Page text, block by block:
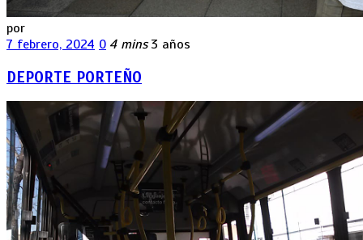
por
7 febrero, 2024 0 4 mins 3 años
DEPORTE PORTEÑO